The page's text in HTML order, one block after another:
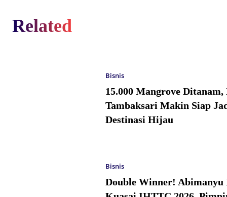
Related
Bisnis
15.000 Mangrove Ditanam,
Tambaksari Makin Siap
Destinasi Hijau
Bisnis
Double Winner! Abimanyu